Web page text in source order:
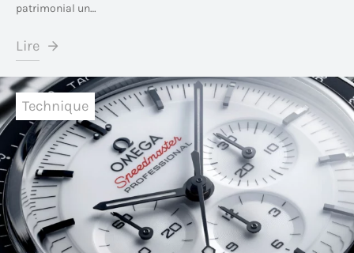
patrimonial un…
Lire
Technique